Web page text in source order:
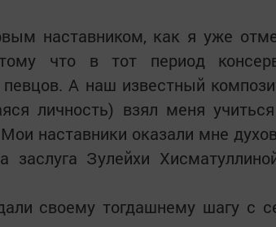
наставником, как я уже
что в тот период
А наш известный
личность) взял меня
наставники оказали мне
заслуга Зулейхи
своему тогдашнему шагу с